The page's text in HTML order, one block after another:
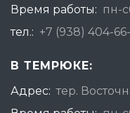
Время работы: пн-
тел.: +7 (938) 404-
В ТЕМРЮКЕ:
Адрес: тер.